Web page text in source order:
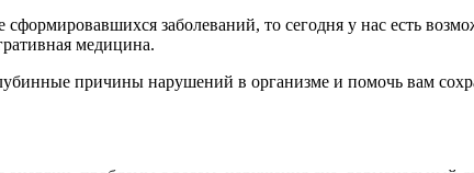
заболеваний, то сегодня у нас есть
медицина.
причины нарушений в организме и помочь вам